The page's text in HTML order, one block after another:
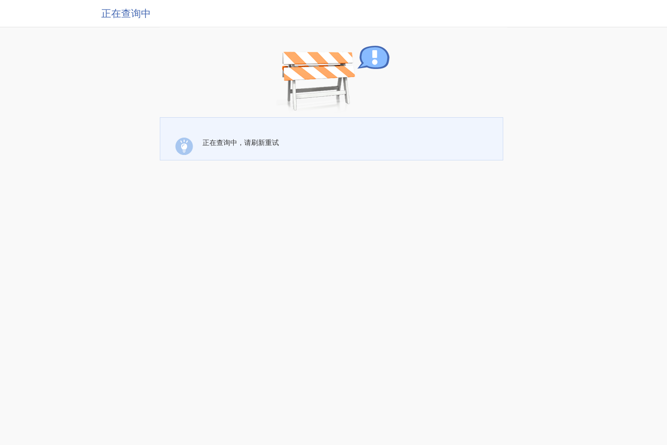
正在查询中
正在查询中，请刷新重试